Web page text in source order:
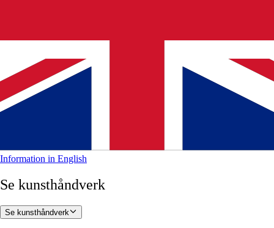
Information in English
Se kunsthåndverk
Se kunsthåndverk